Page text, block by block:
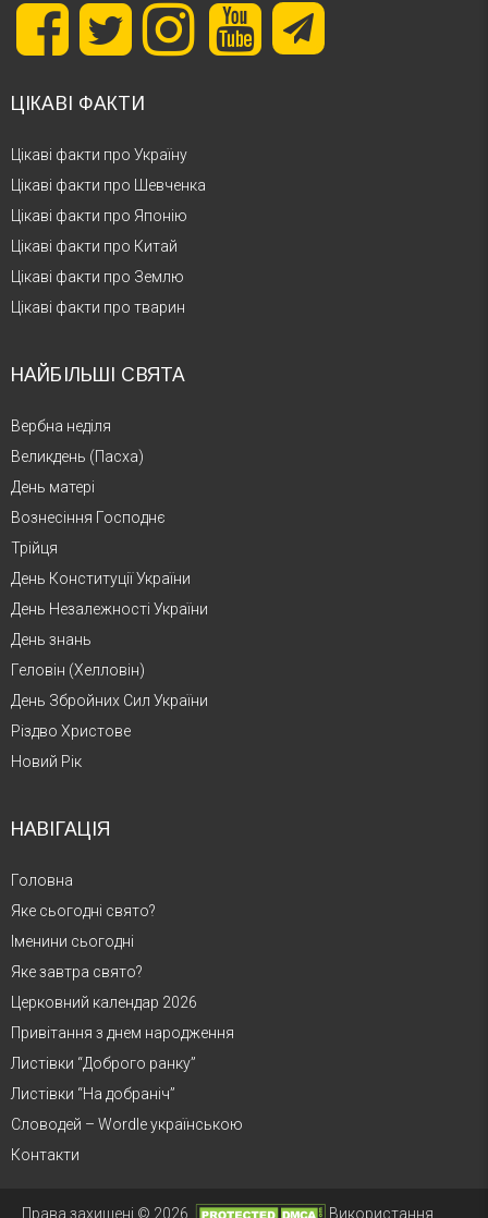
ЦІКАВІ ФАКТИ
Цікаві факти про Україну
Цікаві факти про Шевченка
Цікаві факти про Японію
Цікаві факти про Китай
Цікаві факти про Землю
Цікаві факти про тварин
НАЙБІЛЬШІ СВЯТА
Вербна неділя
Великдень (Пасха)
День матері
Вознесіння Господнє
Трійця
День Конституції України
День Незалежності України
День знань
Геловін (Хелловін)
День Збройних Сил України
Різдво Христове
Новий Рік
НАВІГАЦІЯ
Головна
Яке сьогодні свято?
Іменини сьогодні
Яке завтра свято?
Церковний календар 2026
Привітання з днем народження
Листівки “Доброго ранку”
Листівки “На добраніч”
Словодей – Wordle українською
Контакти
Права захищені © 2026. Використання